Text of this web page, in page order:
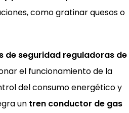
como gratinar quesos o
de seguridad reguladoras de
el funcionamiento de la
del consumo energético y
un tren conductor de gas